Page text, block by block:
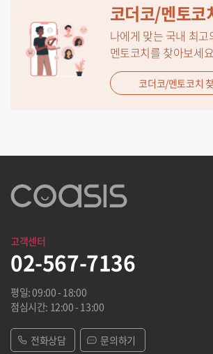
코더코/멘토코
나에게 맞는 국내 최
멘토코치를 찾아보세
코더코/멘토코치
고객센터
02-567-7136
평일: 09:00 - 18:00
점심시간: 12:00 - 13:00
전화상담 문의하기